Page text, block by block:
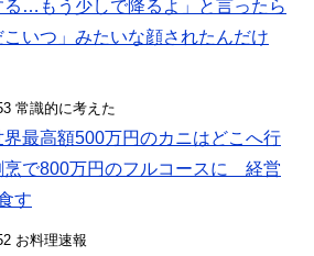
る…もう少しで降るよ」と言ったら
こいつ」みたいな顔されたんだけ
常識的に考えた
界最高額500万円のカニはどこへ行
で800万円のフルコースに 経営
す
お料理速報